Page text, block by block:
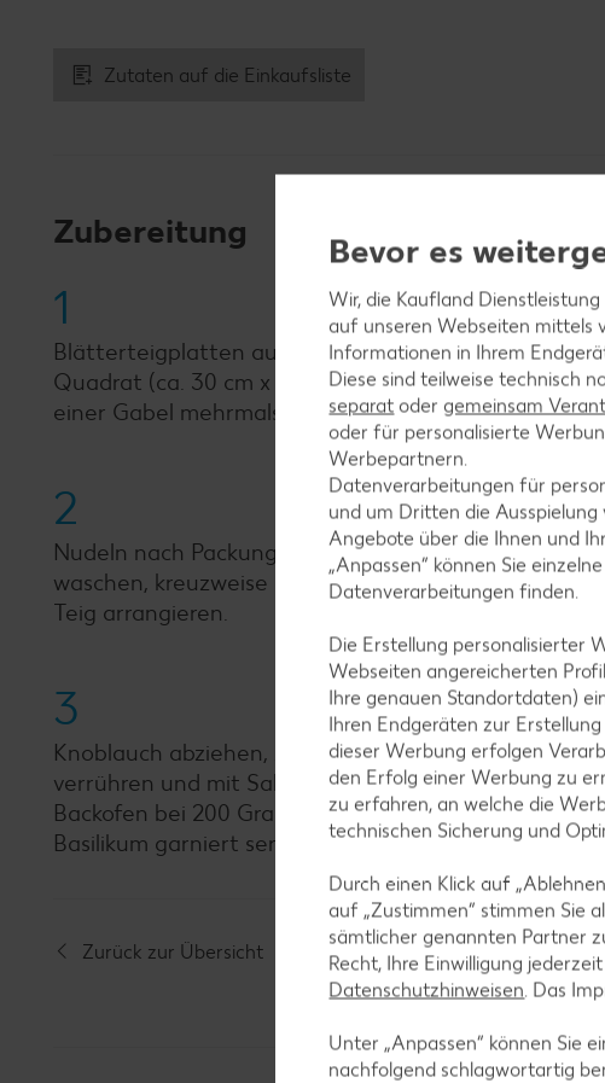
Zutaten auf die Einkaufsliste
Zubereitung
1
Blätterteigplatten auftauen lassen, aufeinander
Quadrat (ca. 30 cm x 30 cm) ausrollen. Teig in eine
einer Gabel mehrmals einstechen.
2
Nudeln nach Packungsanweisung in Salzwasser
waschen, kreuzweise einschneiden und Schinken in
Teig arrangieren.
3
Knoblauch abziehen, zerdrücken und mit Schmand,
verrühren und mit Salz, Pfeffer und Zucker kräftig
Backofen bei 200 Grad ca. 40-45 Minuten backen
Basilikum garniert servieren.
Zurück zur Übersicht
Bevor es
Wir, die Kaufland
auf unseren Webseiten mittels
Informationen in Ihrem
Diese sind teilweise technisch
separat oder gemeinsam
oder für personalisierte
Werbepartnern.
Datenverarbeitungen für
und um Dritten die
Angebote über die Ihnen und
„Anpassen“ können Sie
Datenverarbeitungen finden.
Die Erstellung personalisierter
Webseiten angereicherten
Ihre genauen Standortdaten)
Ihren Endgeräten zur
dieser Werbung erfolgen
den Erfolg einer Werbung zu
zu erfahren, an welche die
technischen Sicherung und
Durch einen Klick auf
auf „Zustimmen“ stimmen Sie
sämtlicher genannten Partner
Recht, Ihre Einwilligung
Datenschutzhinweisen. Das
Unter „Anpassen“ können Sie
nachfolgend schlagwortartig